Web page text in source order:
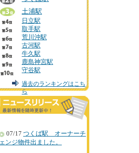
土浦駅
日立駅
取手駅
荒川沖駅
古河駅
牛久駅
鹿島神宮駅
守谷駅
過去のランキングはこち
ら
07/17 つくば駅 オーナーチ
ェンジ物件出ました。